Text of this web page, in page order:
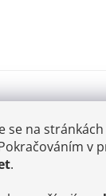
se na
v
.